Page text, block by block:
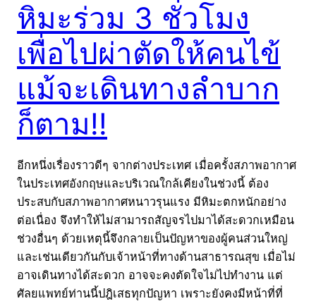
หิมะร่วม 3 ชั่วโมง
เพื่อไปผ่าตัดให้คนไข้
แม้จะเดินทางลำบาก
ก็ตาม!!
อีกหนึ่งเรื่องราวดีๆ จากต่างประเทศ เมื่อครั้งสภาพอากาศ
ในประเทศอังกฤษและบริเวณใกล้เคียงในช่วงนี้ ต้อง
ประสบกับสภาพอากาศหนาวรุนแรง มีหิมะตกหนักอย่าง
ต่อเนื่อง จึงทำให้ไม่สามารถสัญจรไปมาได้สะดวกเหมือน
ช่วงอื่นๆ ด้วยเหตุนี้จึงกลายเป็นปัญหาของผู้คนส่วนใหญ่
และเช่นเดียวกันกับเจ้าหน้าที่ทางด้านสาธารณสุข เมื่อไม่
อาจเดินทางได้สะดวก อาจจะคงตัดใจไม่ไปทำงาน แต่
ศัลยแพทย์ท่านนี้ปฎิเสธทุกปัญหา เพราะยังคงมีหน้าที่ที่